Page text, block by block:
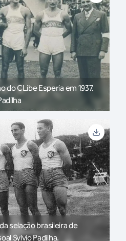
CLibe Esperia em 1937.
selação brasileira de
Sylvio Padilha.